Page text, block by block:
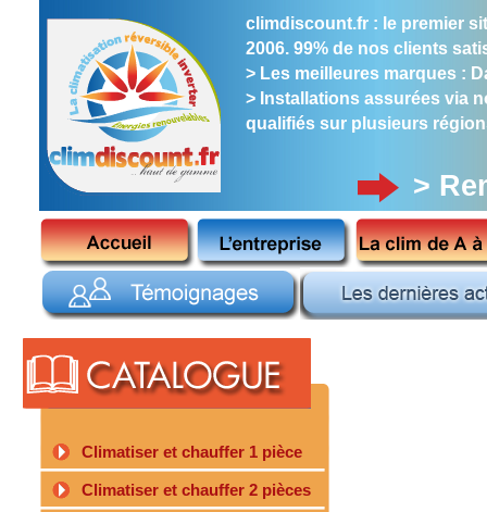
climdiscount.fr : le premier
2006. 99% de nos clients
> Les meilleures marques :
> Installations assurées via
qualifiés sur plusieurs
>
Climatiser et chauffer 1 pièce
Climatiser et chauffer 2 pièces